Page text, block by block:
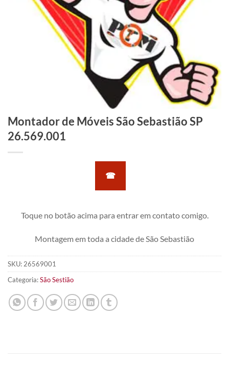
Montador de Móveis São Sebastião SP
26.569.001
☎
Toque no botão acima para entrar em contato comigo.
Montagem em toda a cidade de São Sebastião
SKU: 26569001
Categoria:São Sestião